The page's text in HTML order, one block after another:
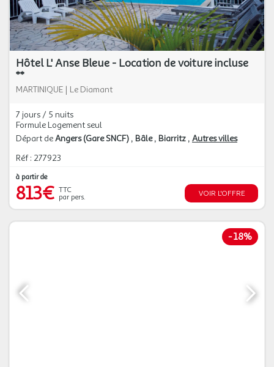
Hôtel L' Anse Bleue - Location de voiture incluse
**
MARTINIQUE | Le Diamant
7 jours / 5 nuits
Formule Logement seul
Départ deAngers (Gare SNCF) Bâle Biarritz Autres villes
Réf : 277923
à partir de
813€ TTC
par pers.
VOIR L'OFFRE
-18%